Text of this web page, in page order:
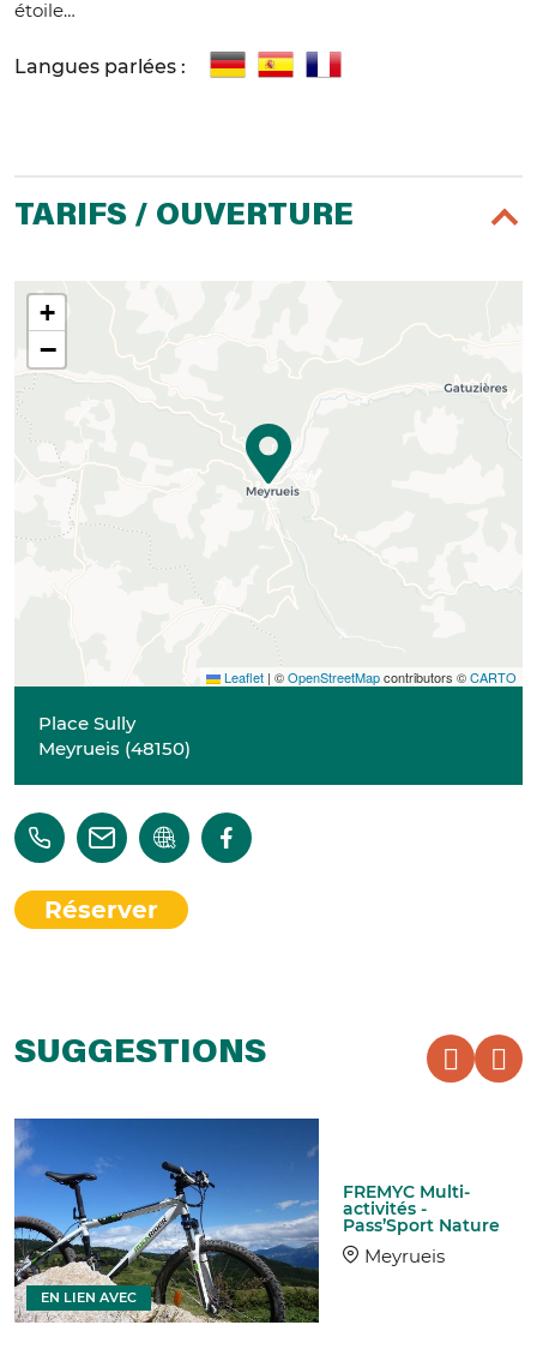
étoile…
Langues parlées :
TARIFS / OUVERTURE
+
−
Leaflet | ©OpenStreetMapcontributors ©CARTO
Place Sully
Meyrueis (48150)
Réserver
SUGGESTIONS
FREMYC Multi-
activités -
Pass’Sport Nature
Meyrueis
EN LIEN AVEC